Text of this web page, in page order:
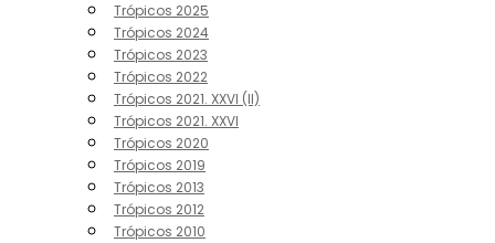
Trópicos 2025
Trópicos 2024
Trópicos 2023
Trópicos 2022
Trópicos 2021. XXVI (II)
Trópicos 2021. XXVI
Trópicos 2020
Trópicos 2019
Trópicos 2013
Trópicos 2012
Trópicos 2010